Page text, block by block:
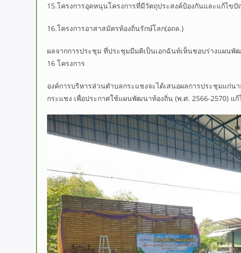
15.โครงการอุดหนุนโครงการที่มีวัตถุประสงค์ป้องกันและแก้ไขปั
16.โครงการอาสาสมัครท้องถิ่นรักษ์โลก(อถล.)
ผลจากการประชุม ที่ประชุมมีมติเป็นเอกฉันท์เห็นชอบร่างแผนพั
16 โครงการ
องค์การบริหารส่วนตำบลกระแชงจะได้เสนอผลการประชุมแก่
กระแชง เพื่อประกาศใช้แผนพัฒนาท้องถิ่น (พ.ศ. 2566-2570) แ